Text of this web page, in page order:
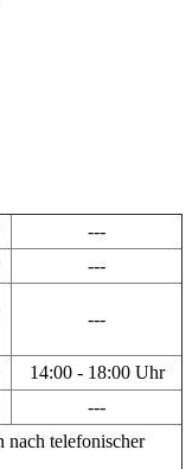
---
---
---
14:00 - 18:00 Uhr
---
nach telefonischer